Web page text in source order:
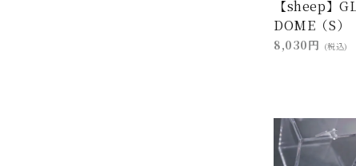
【sheep】
DOME（S）
8,030円 (税込)